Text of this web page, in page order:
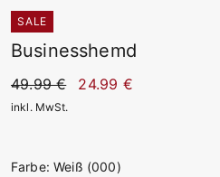
SALE
Businesshemd
49.99 € 24.99 €
inkl. MwSt.
Farbe: Weiß (000)